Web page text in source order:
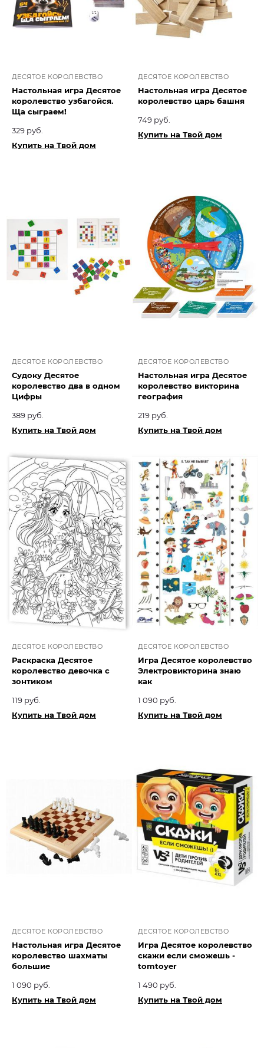
ДЕСЯТОЕ КОРОЛЕВСТВО
Настольная игра Десятое
королевство узбагойся.
Ща сыграем!
329 руб.
Купить на Твой дом
ДЕСЯТОЕ КОРОЛЕВСТВО
Настольная игра Десятое
королевство царь башня
749 руб.
Купить на Твой дом
ДЕСЯТОЕ КОРОЛЕВСТВО
Судоку Десятое
королевство два в одном
Цифры
389 руб.
Купить на Твой дом
ДЕСЯТОЕ КОРОЛЕВСТВО
Настольная игра Десятое
королевство викторина
география
219 руб.
Купить на Твой дом
ДЕСЯТОЕ КОРОЛЕВСТВО
Раскраска Десятое
королевство девочка с
зонтиком
119 руб.
Купить на Твой дом
ДЕСЯТОЕ КОРОЛЕВСТВО
Игра Десятое королевство
Электровикторина знаю
как
1 090 руб.
Купить на Твой дом
ДЕСЯТОЕ КОРОЛЕВСТВО
Настольная игра Десятое
королевство шахматы
большие
1 090 руб.
Купить на Твой дом
ДЕСЯТОЕ КОРОЛЕВСТВО
Игра Десятое королевство
скажи если сможешь -
tomtoyer
1 490 руб.
Купить на Твой дом